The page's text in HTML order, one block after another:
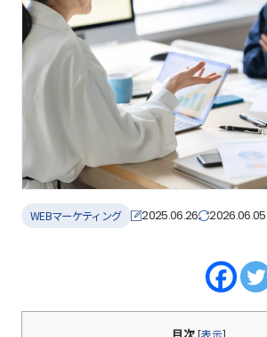
WEBマーケティング 2025.06.26 2026.06.05
[表示]